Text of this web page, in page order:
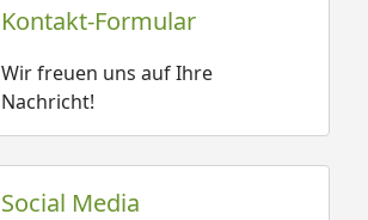
Kontakt-Formular
Wir freuen uns auf Ihre
Nachricht!
Social Media